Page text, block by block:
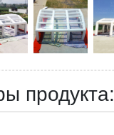
продукта: